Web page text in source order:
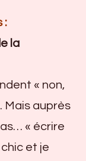
:
la
« non,
Mais auprès
« écrire
et je